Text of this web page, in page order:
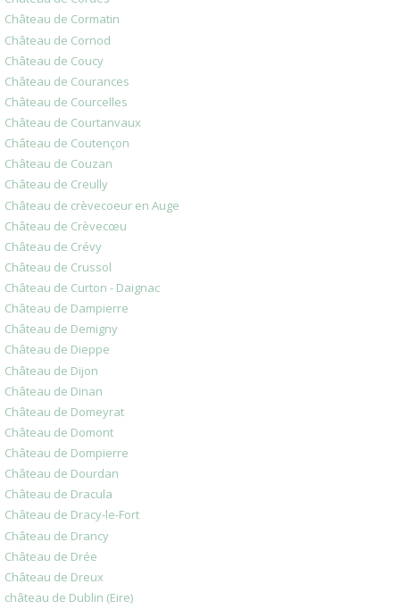
Château de Cormatin
Château de Cornod
Château de Coucy
Château de Courances
Château de Courcelles
Château de Courtanvaux
Château de Coutençon
Château de Couzan
Château de Creully
Château de crèvecoeur en Auge
Château de Crèvecœu
Château de Crévy
Château de Crussol
Château de Curton - Daignac
Château de Dampierre
Château de Demigny
Château de Dieppe
Château de Dijon
Château de Dinan
Château de Domeyrat
Château de Domont
Château de Dompierre
Château de Dourdan
Château de Dracula
Château de Dracy-le-Fort
Château de Drancy
Château de Drée
Château de Dreux
château de Dublin (Eire)